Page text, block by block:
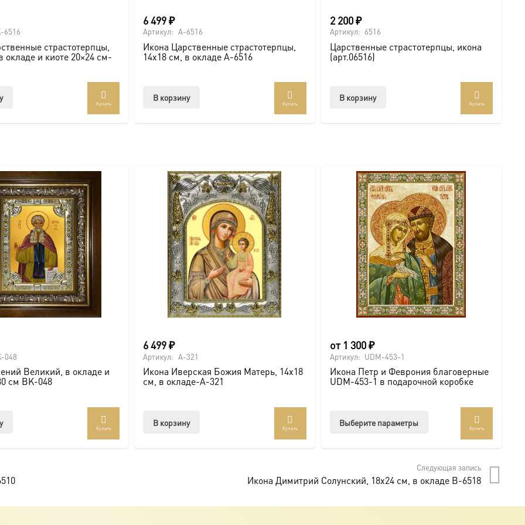
больше уникальных работ:
https://vk.com/ikonaspas
6516
страстотерпцы,
окладе и киоте 20×24 см-
Купить
6 499₽
Артикул: A-6516
Икона Царственные страстотерпцы,
14х18 см, в окладе A-6516
В корзину
Купить
2 200₽
Артикул: 6516
Царственные страстотерпцы, икона
(арт.06516)
В корзину
Купить
048
Великий, в окладе и
см BK-048
Купить
6 499₽
Артикул: A-321
Икона Иверская Божия Матерь, 14х18
см, в окладе-A-321
В корзину
Купить
от 1 300₽
Артикул: UDM-453-1
Икона Петр и Феврония благоверные
UDM-453-1 в подарочной коробке
Выберите параметры
вариаций.
Опции
Купить
Следующая запись
Икона Димитрий Солунский, 18х24 см, в окладе B-6518